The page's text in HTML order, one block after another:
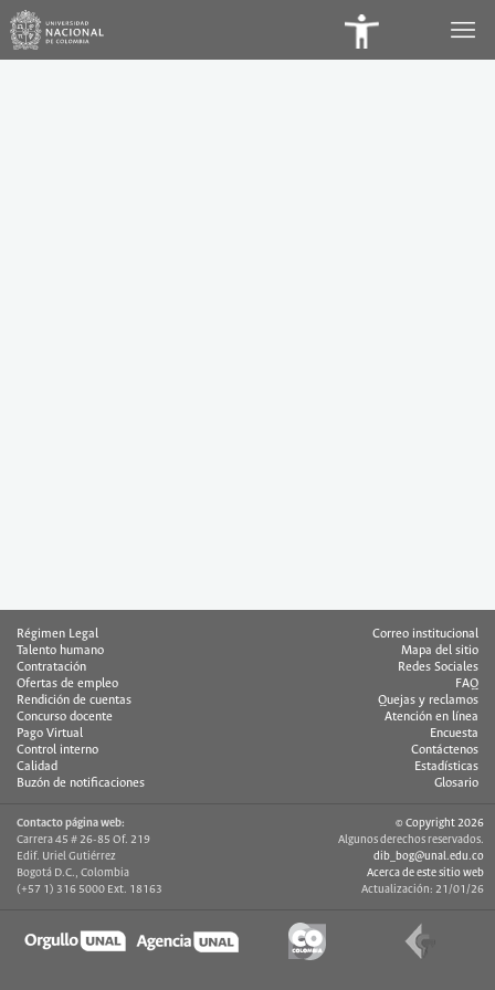
Régimen Legal
Talento humano
Contratación
Ofertas de empleo
Rendición de cuentas
Concurso docente
Pago Virtual
Control interno
Calidad
Buzón de notificaciones
Correo institucional
Mapa del sitio
Redes Sociales
FAQ
Quejas y reclamos
Atención en línea
Encuesta
Contáctenos
Estadísticas
Glosario
Contacto página web:
Carrera 45 # 26-85 Of. 219
Edif. Uriel Gutiérrez
Bogotá D.C., Colombia
(+57 1) 316 5000 Ext. 18163
© Copyright 2026
Algunos derechos reservados.
dib_bog@unal.edu.co
Acerca de este sitio web
Actualización: 21/01/26